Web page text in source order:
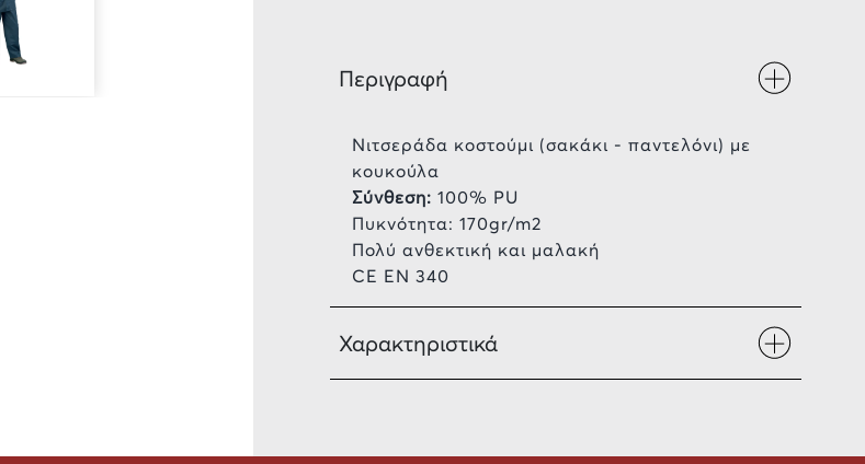
Περιγραφή
Νιτσεράδα κοστούμι (σακάκι - παντελόνι) με
κουκούλα
Σύνθεση: 100% PU
Πυκνότητα: 170gr/m2
Πολύ ανθεκτική και μαλακή
CE EN 340
Χαρακτηριστικά